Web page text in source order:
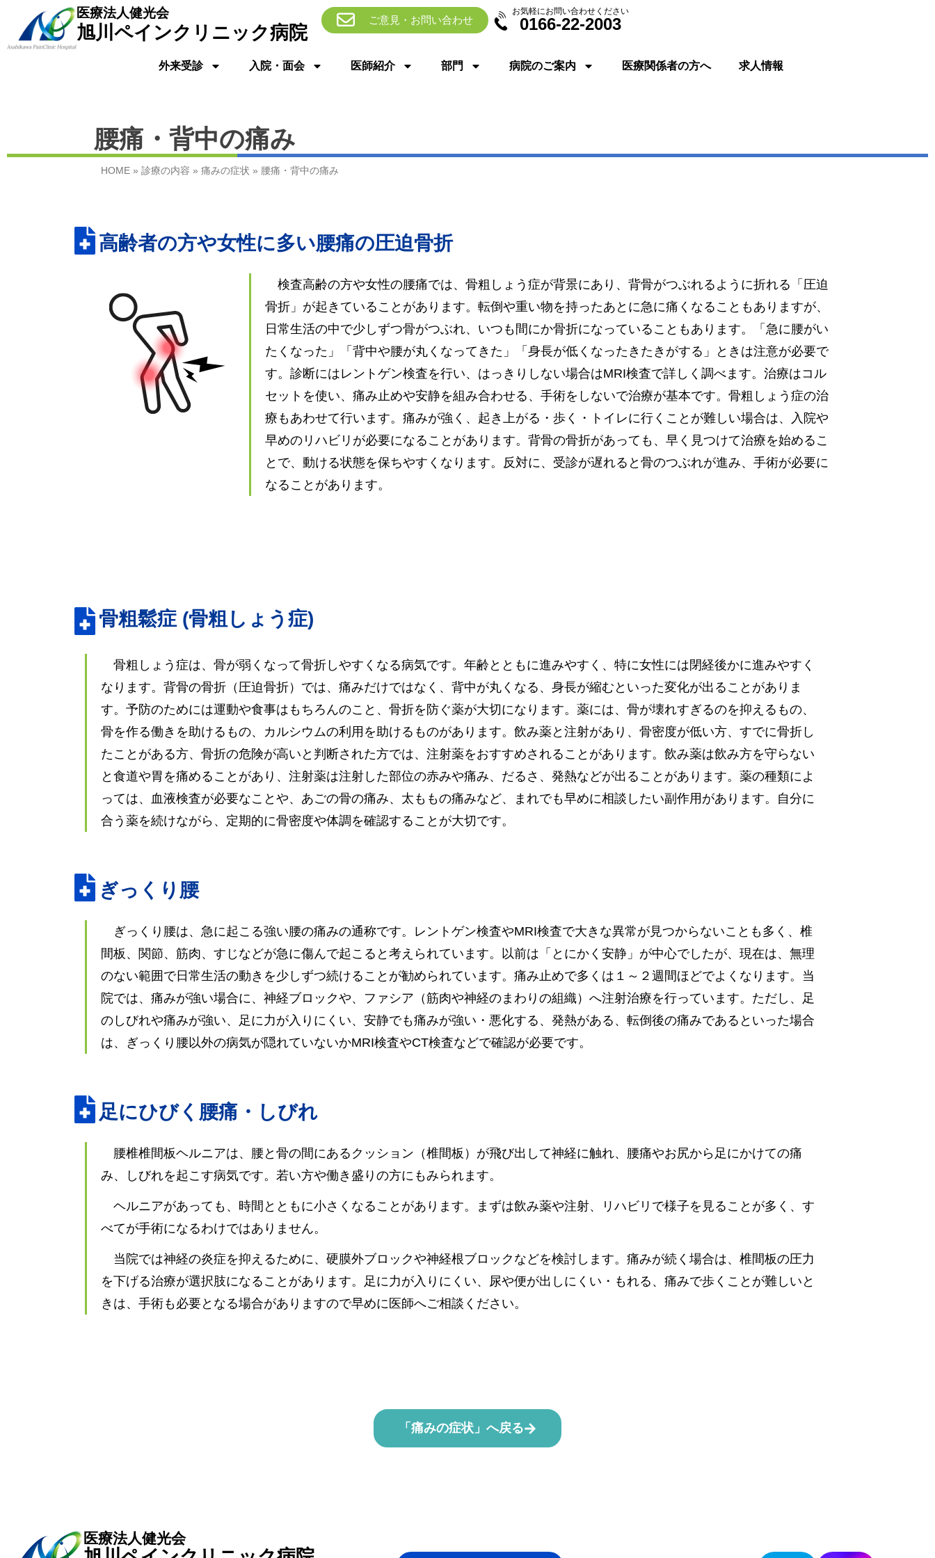
医療法人健光会
旭川ペインクリニック病院
ご意見・お問い合わせ
お気軽にお問い合わせください
0166-22-2003
外来受診 入院・面会 医師紹介 部門 病院のご案内 医療関係者の方へ 求人情報
腰痛・背中の痛み
HOME » 診療の内容 » 痛みの症状 » 腰痛・背中の痛み
高齢者の方や女性に多い腰痛の圧迫骨折
検査高齢の方や女性の腰痛では、骨粗しょう症が背景にあり、背骨がつぶれるように折れる「圧迫
骨折」が起きていることがあります。転倒や重い物を持ったあとに急に痛くなることもありますが、
日常生活の中で少しずつ骨がつぶれ、いつも間にか骨折になっていることもあります。「急に腰がい
たくなった」「背中や腰が丸くなってきた」「身長が低くなったきたきがする」ときは注意が必要で
す。診断にはレントゲン検査を行い、はっきりしない場合はMRI検査で詳しく調べます。治療はコル
セットを使い、痛み止めや安静を組み合わせる、手術をしないで治療が基本です。骨粗しょう症の治
療もあわせて行います。痛みが強く、起き上がる・歩く・トイレに行くことが難しい場合は、入院や
早めのリハビリが必要になることがあります。背骨の骨折があっても、早く見つけて治療を始めるこ
とで、動ける状態を保ちやすくなります。反対に、受診が遅れると骨のつぶれが進み、手術が必要に
なることがあります。
骨粗鬆症 (骨粗しょう症)
骨粗しょう症は、骨が弱くなって骨折しやすくなる病気です。年齢とともに進みやすく、特に女性には閉経後かに進みやすく
なります。背骨の骨折 （圧迫骨折）では、痛みだけではなく、背中が丸くなる、身長が縮むといった変化が出ることがありま
す。予防のためには運動や食事はもちろんのこと、骨折を防ぐ薬が大切になります。薬には、骨が壊れすぎるのを抑えるもの、
骨を作る働きを助けるもの、カルシウムの利用を助けるものがあります。飲み薬と注射があり、骨密度が低い方、すでに骨折し
たことがある方、骨折の危険が高いと判断された方では、注射薬をおすすめされることがあります。飲み薬は飲み方を守らない
と食道や胃を痛めることがあり、注射薬は注射した部位の赤みや痛み、だるさ、発熱などが出ることがあります。薬の種類によ
っては、血液検査が必要なことや、あごの骨の痛み、太ももの痛みなど、まれでも早めに相談したい副作用があります。自分に
合う薬を続けながら、定期的に骨密度や体調を確認することが大切です。
ぎっくり腰
ぎっくり腰は、急に起こる強い腰の痛みの通称です。レントゲン検査やMRI検査で大きな異常が見つからないことも多く、椎
間板、関節、筋肉、すじなどが急に傷んで起こると考えられています。 以前は「とにかく安静」が中心でしたが、現在は、無理
のない範囲で日常生活の動きを少しずつ続けることが勧められています。痛み止めで多くは１～２週間ほどでよくなります。 当
院では、痛みが強い場合に、神経ブロックや、ファシア（筋肉や神経のまわりの組織）へ注射治療を行っています。 ただし、足
のしびれや痛みが強い、足に力が入りにくい、安静でも痛みが強い・悪化する、発熱がある、転倒後の痛みであるといった場合
は、ぎっくり腰以外の病気が隠れていないかMRI検査やCT検査などで確認が必要です。
足にひびく腰痛・しびれ
腰椎椎間板ヘルニアは、腰と骨の間にあるクッション（椎間板）が飛び出して神経に触れ、腰痛やお尻から足にかけての痛
み、しびれを起こす病気です。若い方や働き盛りの方にもみられます。
ヘルニアがあっても、時間とともに小さくなることがあります。まずは飲み薬や注射、リハビリで様子を見ることが多く、す
べてが手術になるわけではありません。
当院では神経の炎症を抑えるために、硬膜外ブロックや神経根ブロックなどを検討します。痛みが続く場合は、椎間板の圧力
を下げる治療が選択肢になることがあります。足に力が入りにくい、尿や便が出しにくい・もれる、痛みで歩くことが難しいと
きは、手術も必要となる場合がありますので早めに医師へご相談ください。
「痛みの症状」へ戻る
医療法人健光会